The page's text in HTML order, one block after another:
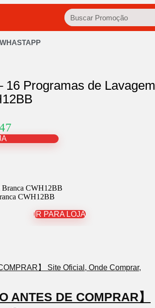
16 Programas de Lavagem
CWH12BB
IR PARA LOJA
DE COMPRAR】